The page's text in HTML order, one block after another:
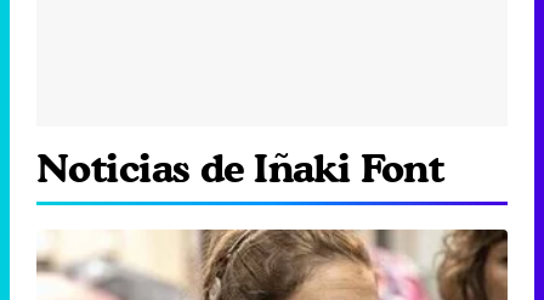
Noticias de Iñaki Font